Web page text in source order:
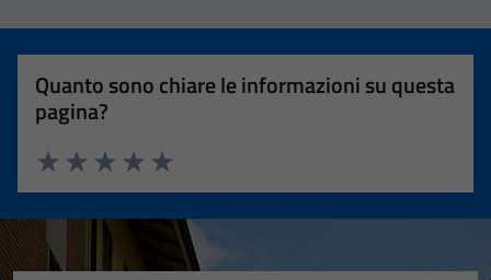
Quanto sono chiare le informazioni su questa
pagina?
Valuta 5 stelle su 5
Valuta 4 stelle su 5
Valuta 3 stelle su 5
Valuta 2 stelle su 5
Valuta 1 stelle su 5